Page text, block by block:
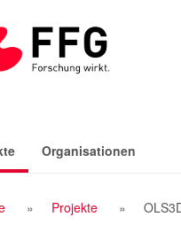
(aktiv)Organisationen
Projekte